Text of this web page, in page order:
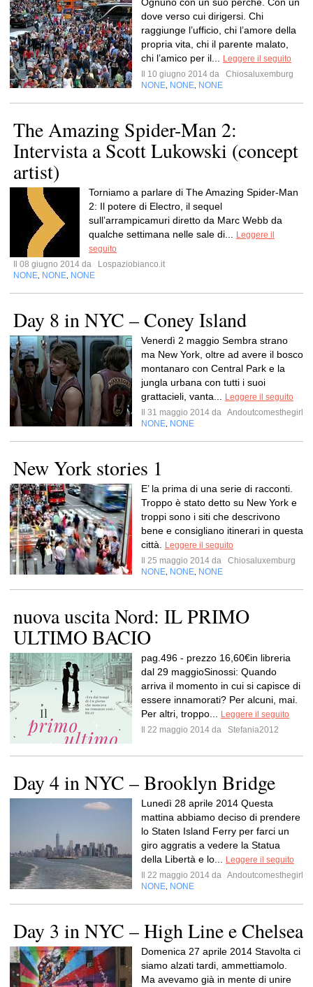
dove verso cui dirigersi. Chi
raggiunge l’ufficio, chi l’amore della
propria vita, chi il parente malato,
chi l’amico per il...
Leggere il seguito
Il 10 giugno 2014 da
Chiosaluxemburg
NONE NONE NONE
The Amazing Spider-Man 2:
Intervista a Scott Lukowski (concept
artist)
Torniamo a parlare di The Amazing Spider-Man
2: Il potere di Electro, il sequel
sull’arrampicamuri diretto da Marc Webb da
qualche settimana nelle sale di...
Leggere il
seguito
Il 08 giugno 2014 da
Lospaziobianco.it
NONE NONE NONE
Day 8 in NYC – Coney Island
Venerdì 2 maggio Sembra strano
ma New York, oltre ad avere il bosco
montanaro con Central Park e la
jungla urbana con tutti i suoi
grattacieli, vanta...
Leggere il seguito
Il 31 maggio 2014 da Andoutcomesthegirl
NONE NONE
New York stories 1
E’ la prima di una serie di racconti.
Troppo è stato detto su New York e
troppi sono i siti che descrivono
bene e consigliano itinerari in questa
città.
Leggere il seguito
Il 25 maggio 2014 da
Chiosaluxemburg
NONE NONE NONE
nuova uscita Nord: IL PRIMO
ULTIMO BACIO
pag.496 - prezzo 16,60€in libreria
dal 29 maggioSinossi: Quando
arriva il momento in cui si capisce di
essere innamorati? Per alcuni, mai.
Per altri, troppo...
Leggere il seguito
Il 22 maggio 2014 da
Stefania2012
Day 4 in NYC – Brooklyn Bridge
Lunedì 28 aprile 2014 Questa
mattina abbiamo deciso di prendere
lo Staten Island Ferry per farci un
giro aggratis a vedere la Statua
della Libertà e lo...
Leggere il seguito
Il 22 maggio 2014 da Andoutcomesthegirl
NONE NONE
Day 3 in NYC – High Line e Chelsea
Domenica 27 aprile 2014 Stavolta ci
siamo alzati tardi, ammettiamolo.
Ma avevamo già in mente di unire